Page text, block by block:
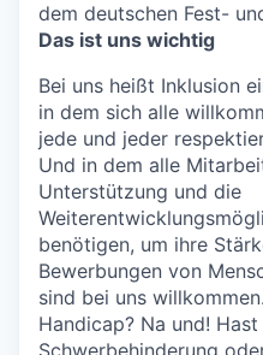
dem deutschen Fest-
Das ist uns wichtig
Bei uns heißt Inklusion
in dem sich alle
jede und jeder
Und in dem alle
Unterstützung und die
benötigen, um ihre
Bewerbungen von
sind bei uns willkommen.
Handicap? Na und!
Schwerbehinderung